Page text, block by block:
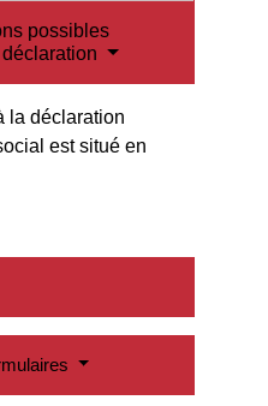
possibles
la déclaration
est situé en